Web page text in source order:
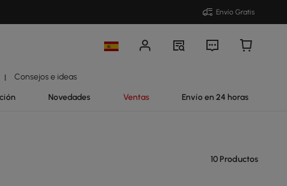
Envío Gratis
| Consejos e ideas
Novedades Ventas Envío en 24 horas
10 Productos